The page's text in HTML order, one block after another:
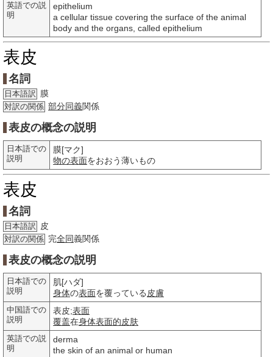
英語での説
明
epithelium
a cellular tissue covering the surface of the animal
body and the organs, called epithelium
表皮
名詞
日本語訳 膜
対訳の関係 部分同義関係
表皮の概念の説明
日本語での
説明
膜[マク]
物の表面をおおう薄いもの
表皮
名詞
日本語訳 皮
対訳の関係 完全同義関係
表皮の概念の説明
日本語での
説明
肌[ハダ]
身体の表面を覆っている 皮膚
中国語での
説明
表皮;表面
覆盖在身体表面的皮肤
英語での説
明
derma
the skin of an animal or human